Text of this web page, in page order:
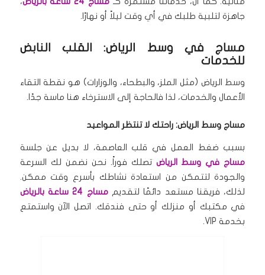
جاهزة لتلبية طلبك في أي وقت ليلاً أو نهارًا.
مساج في وسط الرياض: القلب النابض
للخدمات
وسط الرياض (مثل الملز، والبطحاء، والوزارات) هو نقطة التقاء
الأعمال والخدمات، لذا فالحاجة إلى الاسترخاء هنا ماسة جدًا.
مساج وسط الرياض: راحتك لا تنتظر المواعيد
بسبب ضغط العمل في قلب العاصمة، لا بديل عن جلسة
مساج في وسط الرياض تصلك فوراً. نحن نضمن لك السرعة
والجودة لتتمكن من استعادة نشاطك بأسرع وقت ممكن.
لذلك، فريقنا مستعد دائمًا لتقديممساج 24 ساعة بالرياض
في مكتبك أو منزلك أو حتى فندقك. اتصل الآن واستمتع
بخدمة VIP.